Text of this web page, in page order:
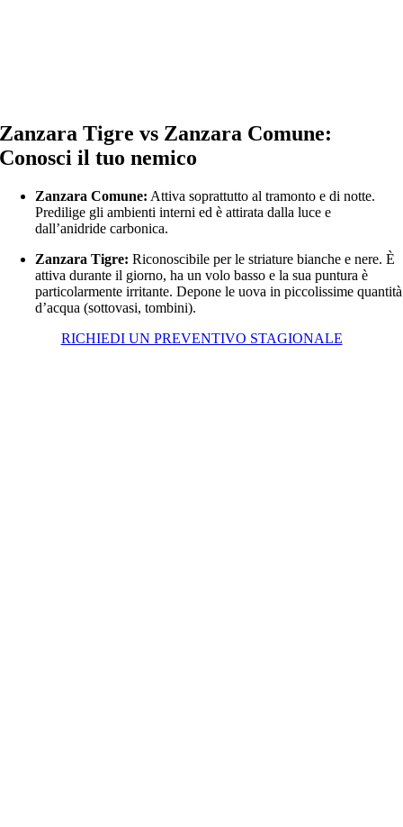
Zanzara Tigre vs Zanzara Comune:
Conosci il tuo nemico
Zanzara Comune: Attiva soprattutto al tramonto e di notte.
Predilige gli ambienti interni ed è attirata dalla luce e
dall’anidride carbonica.
Zanzara Tigre: Riconoscibile per le striature bianche e nere. È
attiva durante il giorno, ha un volo basso e la sua puntura è
particolarmente irritante. Depone le uova in piccolissime quantità
d’acqua (sottovasi, tombini).
RICHIEDI UN PREVENTIVO STAGIONALE